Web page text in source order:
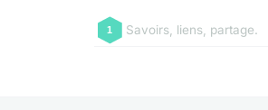
Savoirs, liens, partage.